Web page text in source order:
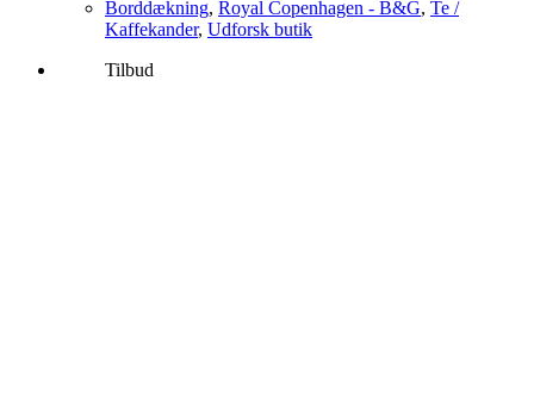
oprindelige
pris
600,00 kr..
aktuelle
pris
Borddækning, Royal Copenhagen - B&G, Te /
Kaffekander, Udforsk butik
Tilbud